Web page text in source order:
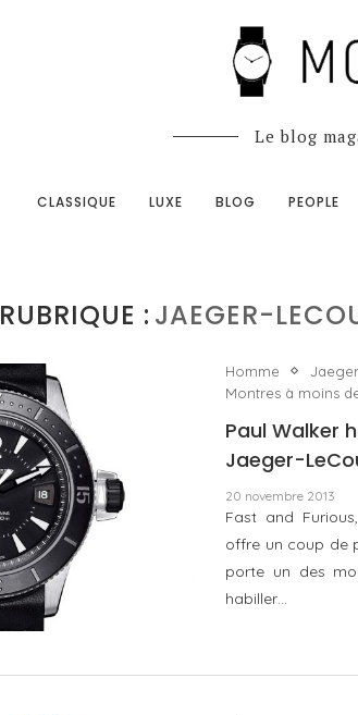
Le blog
CLASSIQUE LUXE BLOG PEOPLE
RUBRIQUE : JAEGER-
Homme
Montres à moins
Paul Walker
Jaeger-
20 novembre 2013
Fast and
offre un coup de
porte un des
habiller…